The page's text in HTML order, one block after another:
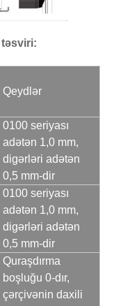
Qeydlər
0100 seriyası
adətən 1,0 mm,
digərləri adətən
0,5 mm-dir
0100 seriyası
adətən 1,0 mm,
digərləri adətən
0,5 mm-dir
Quraşdırma
boşluğu 0-dır,
çərçivənin daxili